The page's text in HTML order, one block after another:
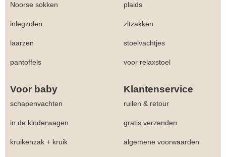
Noorse sokken plaids
inlegzolen zitzakken
laarzen stoelvachtjes
pantoffels voor relaxstoel
Voor baby Klantenservice
schapenvachten ruilen & retour
in de kinderwagen gratis verzenden
kruikenzak + kruik algemene voorwaarden